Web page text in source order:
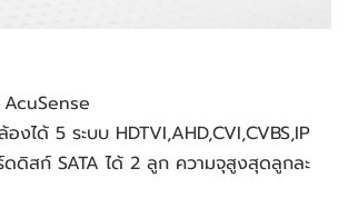
AcuSense
งได้ 5 ระบบ HDTVI,AHD,CVI,CVBS,IP
ดิสก์ SATA ได้ 2 ลูก ความจุสูงสุดลูกละ